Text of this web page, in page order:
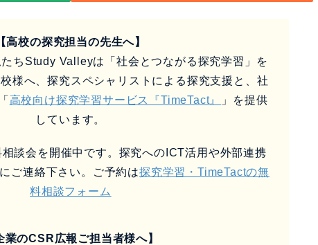
【高校の探究担当の先生へ】
ちStudy Valleyは「社会とつながる探究学習」を
様へ、探究スペシャリストによる探究支援と、社
高校向け探究学習サービス『TimeTact』
」を提供
しています。
談会を開催中です。探究へのICT活用や外部連携
ご連絡下さい。ご予約は探究学習・TimeTactの無
料相談フォーム
業のCSR広報ご担当者様へ】